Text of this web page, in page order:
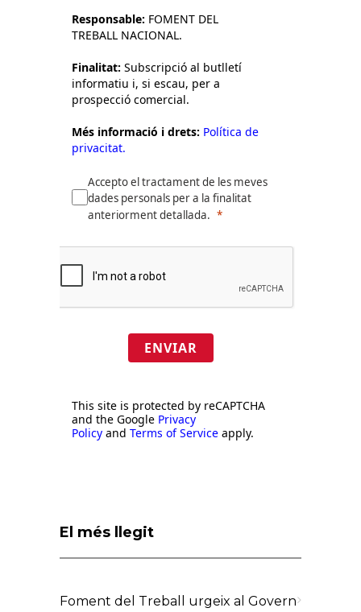
Responsable: FOMENT DEL
TREBALL NACIONAL.
Finalitat: Subscripció al butlletí
informatiu i, si escau, per a
prospecció comercial.
Més informació i drets: Política de
privacitat.
Accepto el tractament de les meves
dades personals per a la finalitat
anteriorment detallada.
ENVIAR
This site is protected by reCAPTCHA
and the Google Privacy
Policy and Terms of Service apply.
El més llegit
Foment del Treball urgeix al Govern